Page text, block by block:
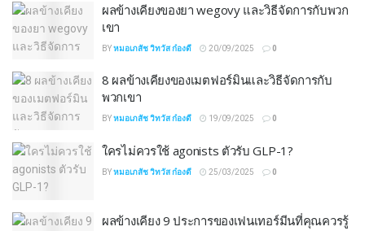
ผลข้างเคียงของยา wegovy และวิธีจัดการกับพวก
เขา
BYหมอเภสัช วิทวัส ก๋องดี 20/09/2025 0
8 ผลข้างเคียงของเมตฟอร์มินและวิธีจัดการกับ
พวกเขา
BYหมอเภสัช วิทวัส ก๋องดี 19/09/2025 0
ใครไม่ควรใช้ agonists ตัวรับ GLP-1?
BYหมอเภสัช วิทวัส ก๋องดี 25/03/2025 0
ผลข้างเคียง 9 ประการของเฟนเทอร์มีนที่คุณควรรู้